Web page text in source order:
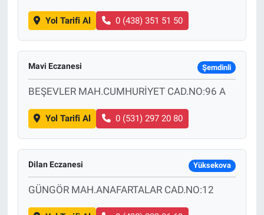
Yol Tarifi Al 0 (438) 351 51 50
Mavi Eczanesi Şemdinli
BEŞEVLER MAH.CUMHURİYET CAD.NO:96 A
Yol Tarifi Al 0 (531) 297 20 80
Dilan Eczanesi Yüksekova
GÜNGÖR MAH.ANAFARTALAR CAD.NO:12